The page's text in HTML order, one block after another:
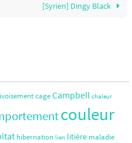
[Syrien] Dingy Black
cageCampbell chaleur
couleur
hibernation lien litière maladie